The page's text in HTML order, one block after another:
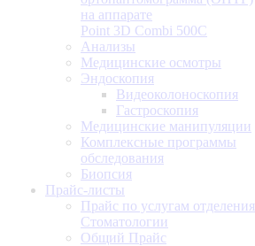
на аппарате
Point 3D Combi 500C
Анализы
Медицинские осмотры
Эндоскопия
Видеоколоноскопия
Гастроскопия
Медицинские манипуляции
Комплексные программы
обследования
Биопсия
Прайс-листы
Прайс по услугам отделения
Стоматологии
Общий Прайс